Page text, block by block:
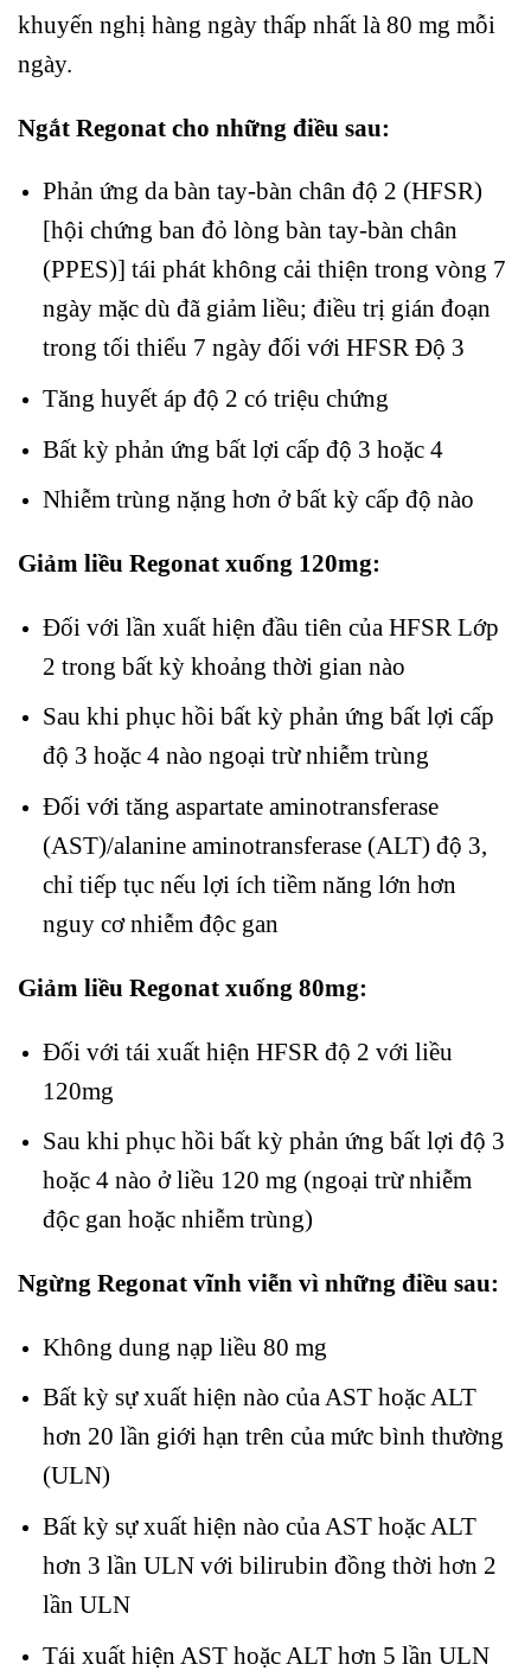
khuyến nghị hàng ngày thấp nhất là 80 mg mỗi
ngày.
Ngắt Regonat cho những điều sau:
Phản ứng da bàn tay-bàn chân độ 2 (HFSR)
[hội chứng ban đỏ lòng bàn tay-bàn chân
(PPES)] tái phát không cải thiện trong vòng 7
ngày mặc dù đã giảm liều; điều trị gián đoạn
trong tối thiểu 7 ngày đối với HFSR Độ 3
Tăng huyết áp độ 2 có triệu chứng
Bất kỳ phản ứng bất lợi cấp độ 3 hoặc 4
Nhiễm trùng nặng hơn ở bất kỳ cấp độ nào
Giảm liều Regonat xuống 120mg:
Đối với lần xuất hiện đầu tiên của HFSR Lớp
2 trong bất kỳ khoảng thời gian nào
Sau khi phục hồi bất kỳ phản ứng bất lợi cấp
độ 3 hoặc 4 nào ngoại trừ nhiễm trùng
Đối với tăng aspartate aminotransferase
(AST)/alanine aminotransferase (ALT) độ 3,
chỉ tiếp tục nếu lợi ích tiềm năng lớn hơn
nguy cơ nhiễm độc gan
Giảm liều Regonat xuống 80mg:
Đối với tái xuất hiện HFSR độ 2 với liều
120mg
Sau khi phục hồi bất kỳ phản ứng bất lợi độ 3
hoặc 4 nào ở liều 120 mg (ngoại trừ nhiễm
độc gan hoặc nhiễm trùng)
Ngừng Regonat vĩnh viễn vì những điều sau:
Không dung nạp liều 80 mg
Bất kỳ sự xuất hiện nào của AST hoặc ALT
hơn 20 lần giới hạn trên của mức bình thường
(ULN)
Bất kỳ sự xuất hiện nào của AST hoặc ALT
hơn 3 lần ULN với bilirubin đồng thời hơn 2
lần ULN
Tái xuất hiện AST hoặc ALT hơn 5 lần ULN